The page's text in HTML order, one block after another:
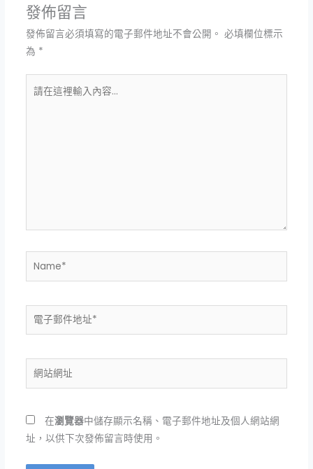
發佈留言
發佈留言必須填寫的電子郵件地址不會公開。 必填欄位標示
為 *
在
Name*
電
子
*
址
在瀏覽器中儲存顯示名稱、電子郵件地址及個人網站網
址，以供下次發佈留言時使用。